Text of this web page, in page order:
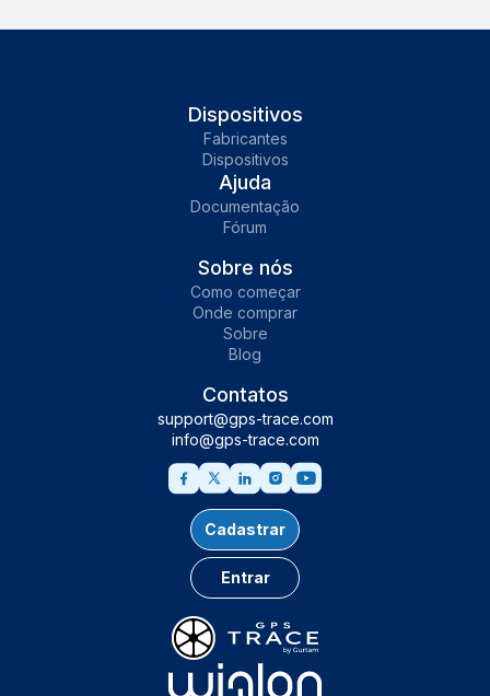
Dispositivos
Fabricantes
Dispositivos
Ajuda
Documentação
Fórum
Sobre nós
Como começar
Onde comprar
Sobre
Blog
Contatos
support@gps-trace.com
info@gps-trace.com
Cadastrar
Entrar